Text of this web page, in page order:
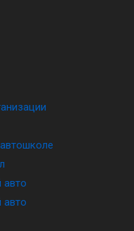
авто
авто